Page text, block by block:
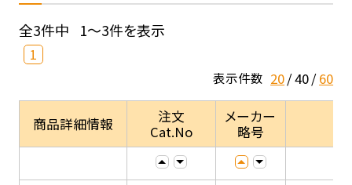
全3件中 1～3件を表示
1
表示件数 20 40 60
商品詳細情報
注文
Cat.No
メーカー
略号